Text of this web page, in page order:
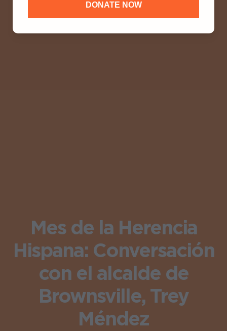
Mes de la Herencia
Hispana: Conversación
con el alcalde de
Brownsville, Trey
Méndez
DONATE NOW